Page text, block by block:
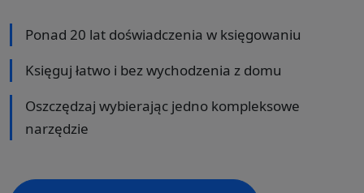
Ponad 20 lat doświadczenia w księgowaniu
Księguj łatwo i bez wychodzenia z domu
Oszczędzaj wybierając jedno kompleksowe
narzędzie